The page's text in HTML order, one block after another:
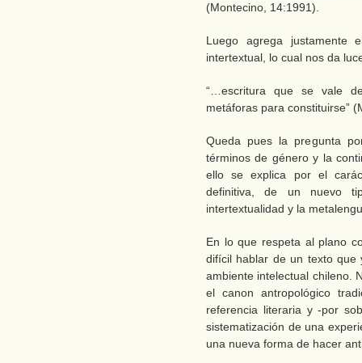
(Montecino, 14:1991).
Luego agrega justamente
intertextual, lo cual nos da
“…escritura que se vale
metáforas para constituirse”
Queda pues la pregunta
términos de género y la
ello se explica por el
definitiva, de un nuevo
intertextualidad y la
En lo que respeta al plano
difícil hablar de un texto que
ambiente intelectual chileno.
el canon antropológico
referencia literaria y -por
sistematización de una
una nueva forma de hacer